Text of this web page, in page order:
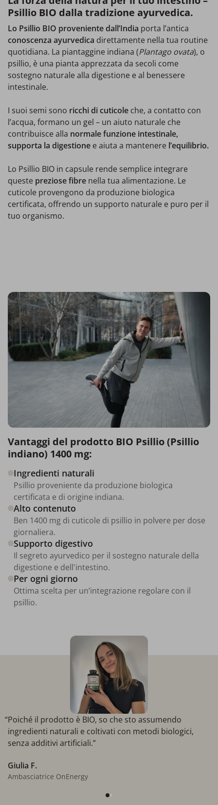
Psillio BIO dalla tradizione ayurvedica.
Lo Psillio BIO proveniente dall’India porta l’antica
conoscenza ayurvedica direttamente nella tua routine
quotidiana. La piantaggine indiana (Plantago ovata), o
psillio, è una pianta apprezzata da secoli come
sostegno naturale alla digestione e al benessere
intestinale.
I suoi semi sono ricchi di cuticole che, a contatto con
l’acqua, formano un gel – un aiuto naturale che
contribuisce alla normale funzione intestinale,
supporta la digestione e aiuta a mantenere l’equilibrio.
Lo Psillio BIO in capsule rende semplice integrare
queste preziose fibre nella tua alimentazione. Le
cuticole provengono da produzione biologica
certificata, offrendo un supporto naturale e puro per il
tuo organismo.
Vantaggi del prodotto BIO Psillio (Psillio
indiano) 1400 mg:
Ingredienti naturali
Psillio proveniente da produzione biologica
certificata e di origine indiana.
Alto contenuto
Ben 1400 mg di cuticole di psillio in polvere per dose
giornaliera.
Supporto digestivo
Il segreto ayurvedico per il sostegno naturale della
digestione e dell'intestino.
Per ogni giorno
Ottima scelta per un’integrazione regolare con il
psillio.
“Poiché il prodotto è BIO, so che sto assumendo
ingredienti naturali e coltivati con metodi biologici,
senza additivi artificiali.”
Giulia F.
Ambasciatrice OnEnergy